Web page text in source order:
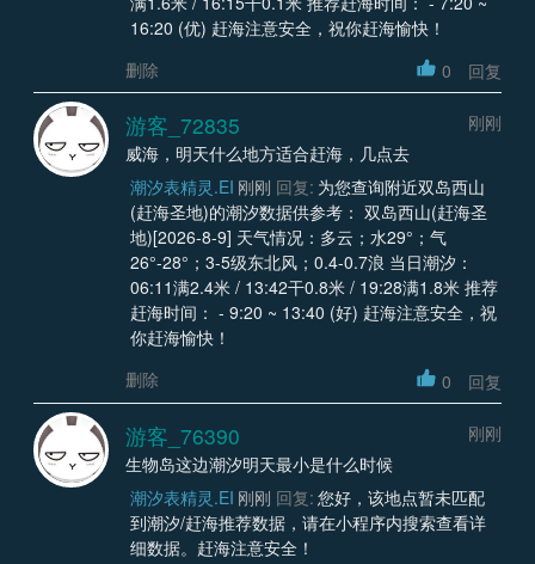
16:20 (优) 赶海注意安全，祝你赶海愉快！
删除
0 回复
游客_72835
刚刚
威海，明天什么地方适合赶海，几点去
潮汐表精灵.EI 刚刚 回复: 为您查询附近双岛西山
(赶海圣地)的潮汐数据供参考： 双岛西山(赶海圣
地)[2026-8-9] 天气情况：多云；水29°；气
26°-28°；3-5级东北风；0.4-0.7浪 当日潮汐：
06:11满2.4米 / 13:42干0.8米 / 19:28满1.8米 推荐
赶海时间： - 9:20 ~ 13:40 (好) 赶海注意安全，祝
你赶海愉快！
删除
0 回复
游客_76390
刚刚
生物岛这边潮汐明天最小是什么时候
潮汐表精灵.EI 刚刚 回复: 您好，该地点暂未匹配
到潮汐/赶海推荐数据，请在小程序内搜索查看详
细数据。赶海注意安全！